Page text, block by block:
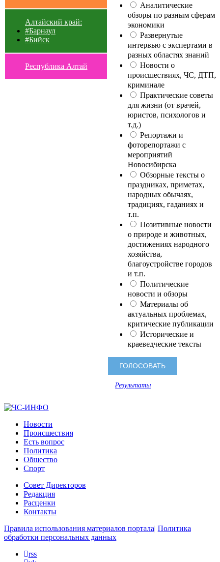
Алтайский край:
#Барнаул
#Бийск
Республика Алтай
Аналитические
обзоры по разным сферам
экономики
Развернутые
интервью с экспертами в
разных областях знаний
Новости о
происшествиях, ЧС, ДТП,
криминале
Практические советы
для жизни (от врачей,
юристов, психологов и
т.д.)
Репортажи и
фоторепортажи с
мероприятий
Новосибирска
Обзорные тексты о
праздниках, приметах,
народных обычаях,
традициях, гаданиях и
т.п.
Позитивные новости
о природе и животных,
достижениях народного
хозяйства,
благоустройстве городов
и т.п.
Политические
новости и обзоры
Материалы об
актуальных проблемах,
критические публикации
Исторические и
краеведческие тексты
Результаты
Новости
Происшествия
Есть вопрос
Политика
Общество
Спорт
Совет Директоров
Редакция
Расценки
Контакты
Правила использования материалов портала| Политика
обработки персональных данных
rss